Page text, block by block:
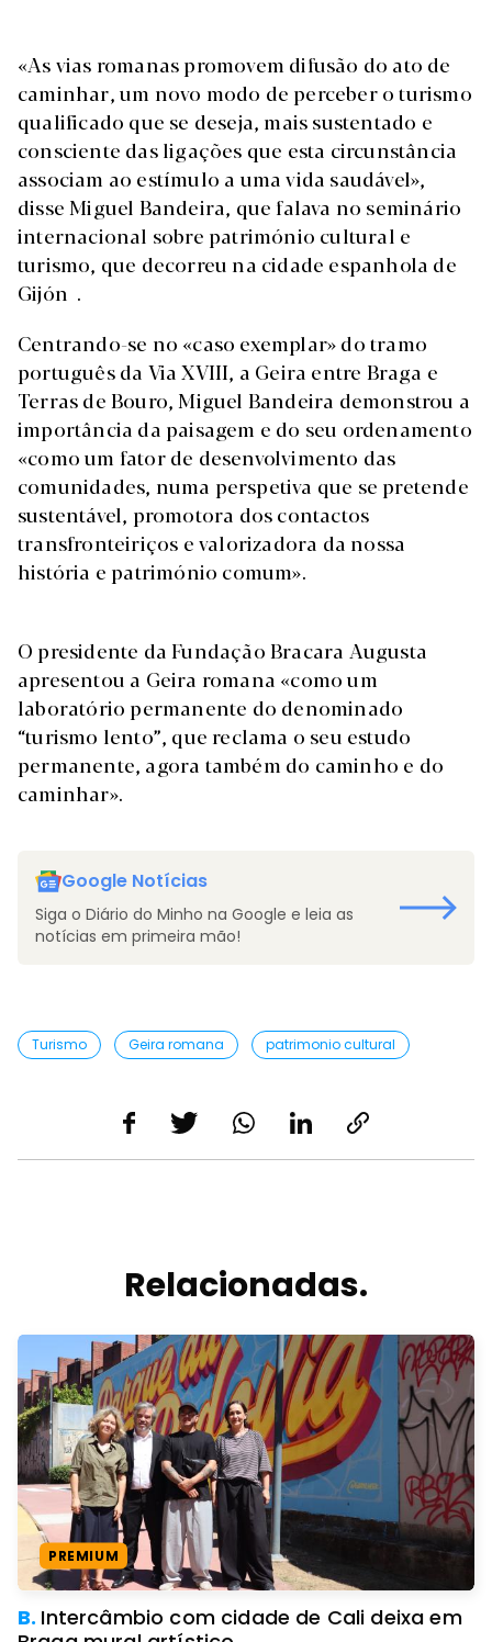
«As vias romanas promovem difusão do ato de
caminhar, um novo modo de perceber o turismo
qualificado que se deseja, mais sustentado e
consciente das ligações que esta circunstância
associam ao estímulo a uma vida saudável»,
disse Miguel Bandeira, que falava no seminário
internacional sobre património cultural e
turismo, que decorreu na cidade espanhola de
Gijón .
Centrando-se no «caso exemplar» do tramo
português da Via XVIII, a Geira entre Braga e
Terras de Bouro, Miguel Bandeira demonstrou a
importância da paisagem e do seu ordenamento
«como um fator de desenvolvimento das
comunidades, numa perspetiva que se pretende
sustentável, promotora dos contactos
transfronteiriços e valorizadora da nossa
história e património comum».
O presidente da Fundação Bracara Augusta
apresentou a Geira romana «como um
laboratório permanente do denominado
“turismo lento”, que reclama o seu estudo
permanente, agora também do caminho e do
caminhar».
Google Notícias
Siga o Diário do Minho na Google e leia as
notícias em primeira mão!
Turismo Geira romana patrimonio cultural
Relacionadas.
PREMIUM
B. Intercâmbio com cidade de Cali deixa em